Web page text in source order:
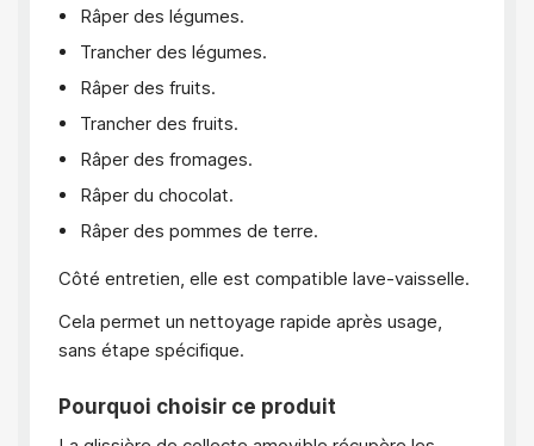
Râper des légumes.
Trancher des légumes.
Râper des fruits.
Trancher des fruits.
Râper des fromages.
Râper du chocolat.
Râper des pommes de terre.
Côté entretien, elle est compatible lave-vaisselle.
Cela permet un nettoyage rapide après usage,
sans étape spécifique.
Pourquoi choisir ce produit